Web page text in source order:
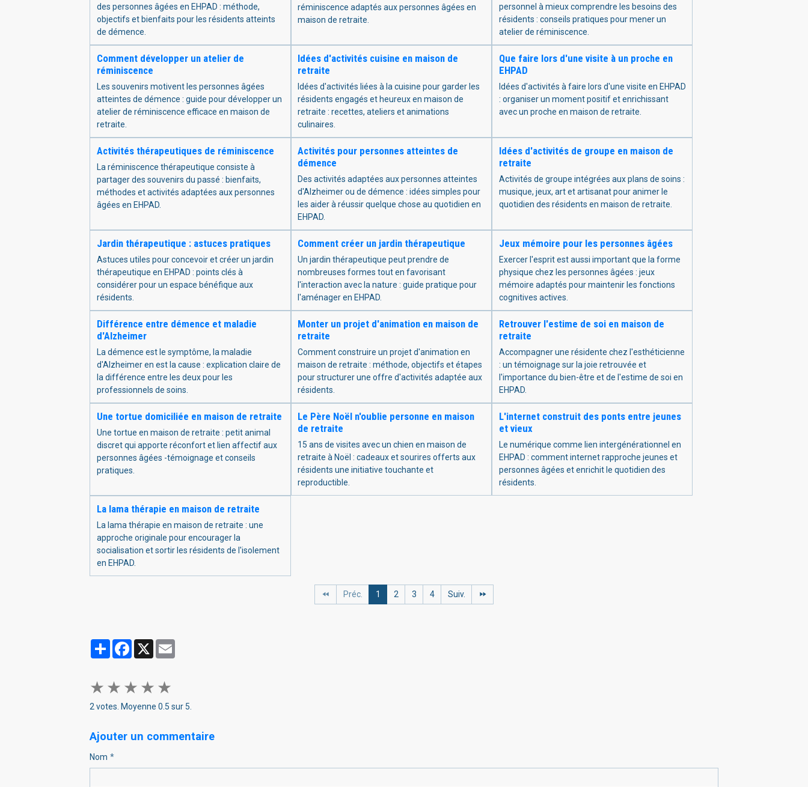
des personnes âgées en EHPAD : méthode,
objectifs et bienfaits pour les résidents atteints
de démence.
réminiscence adaptés aux personnes âgées en
maison de retraite.
personnel à mieux comprendre les besoins des
résidents : conseils pratiques pour mener un
atelier de réminiscence.
Comment développer un atelier de
réminiscence
Les souvenirs motivent les personnes âgées
atteintes de démence : guide pour développer un
atelier de réminiscence efficace en maison de
retraite.
Idées d'activités cuisine en maison de
retraite
Idées d'activités liées à la cuisine pour garder les
résidents engagés et heureux en maison de
retraite : recettes, ateliers et animations
culinaires.
Que faire lors d'une visite à un proche en
EHPAD
Idées d'activités à faire lors d'une visite en EHPAD
: organiser un moment positif et enrichissant
avec un proche en maison de retraite.
Activités thérapeutiques de réminiscence
La réminiscence thérapeutique consiste à
partager des souvenirs du passé : bienfaits,
méthodes et activités adaptées aux personnes
âgées en EHPAD.
Activités pour personnes atteintes de
démence
Des activités adaptées aux personnes atteintes
d'Alzheimer ou de démence : idées simples pour
les aider à réussir quelque chose au quotidien en
EHPAD.
Idées d'activités de groupe en maison de
retraite
Activités de groupe intégrées aux plans de soins :
musique, jeux, art et artisanat pour animer le
quotidien des résidents en maison de retraite.
Jardin thérapeutique : astuces pratiques
Astuces utiles pour concevoir et créer un jardin
thérapeutique en EHPAD : points clés à
considérer pour un espace bénéfique aux
résidents.
Comment créer un jardin thérapeutique
Un jardin thérapeutique peut prendre de
nombreuses formes tout en favorisant
l'interaction avec la nature : guide pratique pour
l'aménager en EHPAD.
Jeux mémoire pour les personnes âgées
Exercer l'esprit est aussi important que la forme
physique chez les personnes âgées : jeux
mémoire adaptés pour maintenir les fonctions
cognitives actives.
Différence entre démence et maladie
d'Alzheimer
La démence est le symptôme, la maladie
d'Alzheimer en est la cause : explication claire de
la différence entre les deux pour les
professionnels de soins.
Monter un projet d'animation en maison de
retraite
Comment construire un projet d'animation en
maison de retraite : méthode, objectifs et étapes
pour structurer une offre d'activités adaptée aux
résidents.
Retrouver l'estime de soi en maison de
retraite
Accompagner une résidente chez l'esthéticienne
: un témoignage sur la joie retrouvée et
l'importance du bien-être et de l'estime de soi en
EHPAD.
Une tortue domiciliée en maison de retraite
Une tortue en maison de retraite : petit animal
discret qui apporte réconfort et lien affectif aux
personnes âgées -témoignage et conseils
pratiques.
Le Père Noël n'oublie personne en maison
de retraite
15 ans de visites avec un chien en maison de
retraite à Noël : cadeaux et sourires offerts aux
résidents une initiative touchante et
reproductible.
L'internet construit des ponts entre jeunes
et vieux
Le numérique comme lien intergénérationnel en
EHPAD : comment internet rapproche jeunes et
personnes âgées et enrichit le quotidien des
résidents.
La lama thérapie en maison de retraite
La lama thérapie en maison de retraite : une
approche originale pour encourager la
socialisation et sortir les résidents de l'isolement
en EHPAD.
Préc. 1 2 3 4 Suiv.
PartagerFacebook
X
★ ★ ★ ★ ★
2 votes. Moyenne0.5 sur 5.
Ajouter un commentaire
Nom